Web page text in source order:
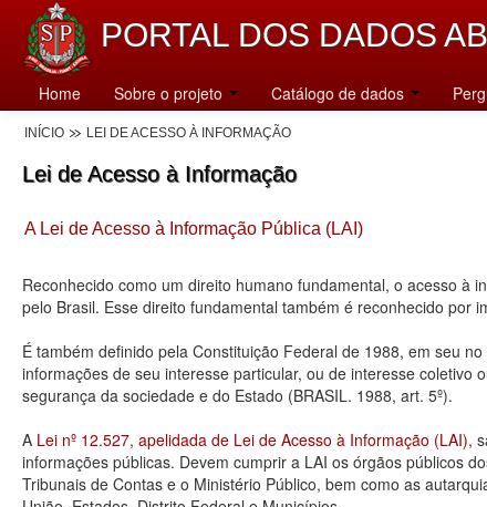
PORTAL DOS DADOS
Home Sobre o projeto Catálogo de dados
INÍCIO LEI DE ACESSO À INFORMAÇÃO
Lei de Acesso à Informação
A Lei de Acesso à Informação Pública (LAI)
Reconhecido como um direito humano fundamental, o acesso à
pelo Brasil. Esse direito fundamental também é reconhecido por
É também definido pela Constituição Federal de 1988, em seu
informações de seu interesse particular, ou de interesse
segurança da sociedade e do Estado (BRASIL. 1988, art. 5º).
A Lei nº 12.527, apelidada de Lei de Acesso à Informação (LAI),
informações públicas. Devem cumprir a LAI os órgãos públicos
Tribunais de Contas e o Ministério Público, bem como as